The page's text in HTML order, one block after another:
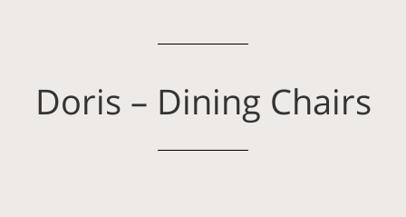
Doris – Dining Chairs